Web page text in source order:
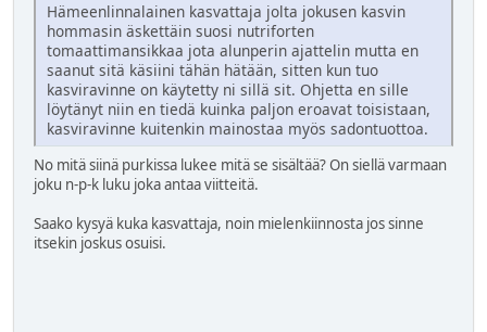
Hämeenlinnalainen kasvattaja jolta jokusen kasvin
hommasin äskettäin suosi nutriforten
tomaattimansikkaa jota alunperin ajattelin mutta en
saanut sitä käsiini tähän hätään, sitten kun tuo
kasviravinne on käytetty ni sillä sit. Ohjetta en sille
löytänyt niin en tiedä kuinka paljon eroavat toisistaan,
kasviravinne kuitenkin mainostaa myös sadontuottoa.
No mitä siinä purkissa lukee mitä se sisältää? On siellä varmaan
joku n-p-k luku joka antaa viitteitä.
Saako kysyä kuka kasvattaja, noin mielenkiinnosta jos sinne
itsekin joskus osuisi.